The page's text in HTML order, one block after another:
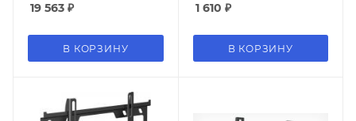
19 563 ₽
В КОРЗИНУ
1 610 ₽
В КОРЗИНУ